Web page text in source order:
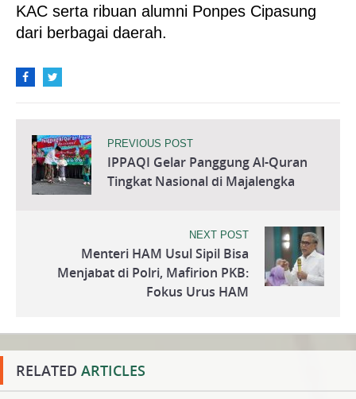
KAC serta ribuan alumni Ponpes Cipasung
dari berbagai daerah.
PREVIOUS POST
IPPAQI Gelar Panggung Al-Quran
Tingkat Nasional di Majalengka
NEXT POST
Menteri HAM Usul Sipil Bisa
Menjabat di Polri, Mafirion PKB:
Fokus Urus HAM
RELATED ARTICLES